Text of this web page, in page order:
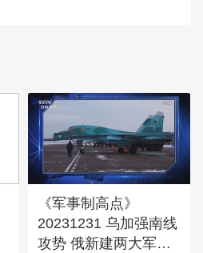
《军事制高点》
20231231 乌加强南线
攻势 俄新建两大军团